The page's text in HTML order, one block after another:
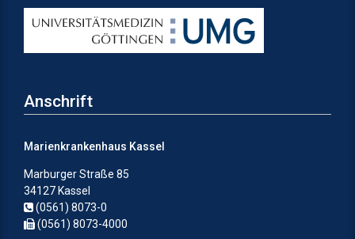
Anschrift
Marienkrankenhaus Kassel
Marburger Straße 85
34127 Kassel
(0561) 8073-0
(0561) 8073-4000